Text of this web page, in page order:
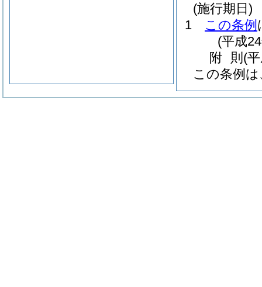
(施行期日)
1
この条例
(平成
附 則 (
この条例